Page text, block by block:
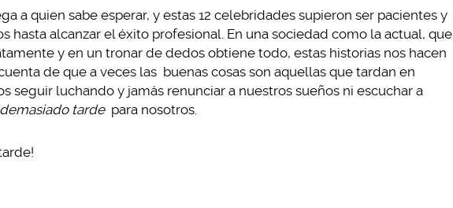
a quien sabe esperar, y estas 12 celebridades supieron ser pacientes y
hasta alcanzar el éxito profesional. En una sociedad como la actual, que
y en un tronar de dedos obtiene todo, estas historias nos hacen
de que a veces las buenas cosas son aquellas que tardan en
seguir luchando y jamás renunciar a nuestros sueños ni escuchar a
demasiado tarde para nosotros.